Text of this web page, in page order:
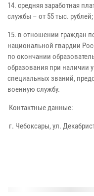
14. средняя заработная
службы – от 55 тыс. рублей;
15. в отношении граждан
национальной гвардии
по окончании
образования при наличии
специальных званий,
военную службу.
Контактные данные:
г. Чебоксары, ул.